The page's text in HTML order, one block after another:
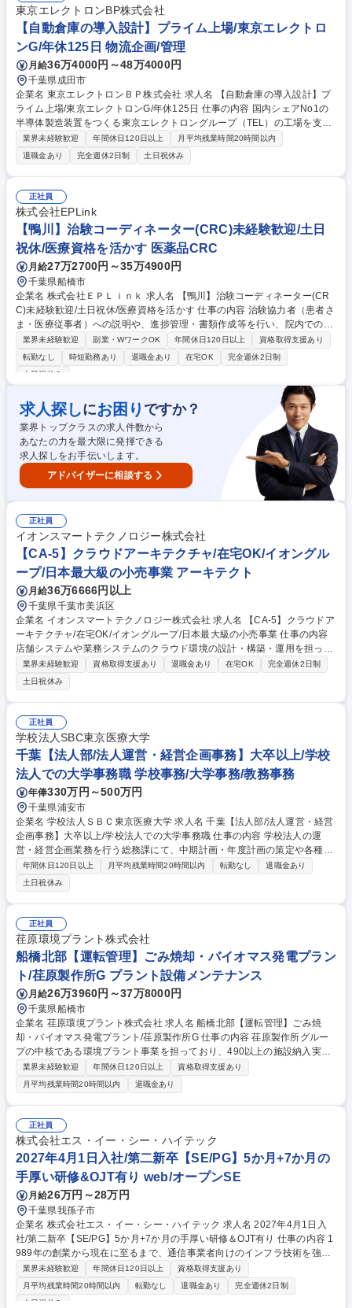
経理のみならず様々な分野の業務に携わることができます！建設会社のバ
ックオフィスとして現場とコミュニケーションをとりながら様々な知識を
習得できます★ 募集職種 【千葉/経理・総務】県内No.1の新昭和グループ/
年間休日123日/働き方抜群◎
東京エレクトロンBP株式会社
【自動倉庫の導入設計】プライム上場/東京エレクトロ
ンG/年休125日 物流企画/管理
月給36万4000円～48万4000円
千葉県成田市
企業名 東京エレクトロンＢＰ株式会社 求人名 【自動倉庫の導入設計】プ
ライム上場/東京エレクトロンG/年休125日 仕事の内容 国内シェアNo1の
半導体製造装置をつくる東京エレクトロングループ（TEL）の工場を支え
ている当社にて、自動倉庫の導入や設計を担当するポジションを募集いた
します。主に、自動倉庫の仕様検討や設計、および 自動機器の運営をお任
せいたします。【入社後の主な業務内容例（適性に応じて業務をお任せし
ます）】 ■TELグループで検討中の自動倉庫導入支援（TEL物流に適した
仕様の検討、効率性、コスト妥当性など）■既存および検討中の自動倉庫
システムの運用サポート■ベンダーや社内関連部門との折衝・調整■運用開
始後の課題解決と改善施策の実施■トラブル対応 募集職種 【自動倉庫の導
入設計】プライム上場/東京エレクトロンG/年休125日
業界未経験歓迎 年間休日120日以上
月平均残業時間20時間以内
退職金あり
完全週休2日制 土日祝休み
正社員
株式会社EPLink
【鴨川】治験コーディネーター(CRC)未経験歓迎/土日
祝休/医療資格を活かす 医薬品CRC
月給27万2700円～35万4900円
千葉県船橋市
企業名 株式会社ＥＰＬｉｎｋ 求人名 【鴨川】治験コーディネーター(CR
C)未経験歓迎/土日祝休/医療資格を活かす 仕事の内容 治験協力者（患者さ
ま・医療従事者）への説明や、進捗管理・書類作成等を行い、院内での治
験業務を底支えしていきます。最新の薬を待つ方々の力になれる、未経験
から専門性が身につく社会貢献度の高い仕事です。 ■治験協力者（患者さ
ま・医療従事者）への説明 ■患者さまのスケジュール調整・管理、ヒアリ
整、報告 ■症例報告書の作成支援 等 ※業務の6～7割は調整/事務業務とな
り、各関係者の間で治験業務の円滑な進行をサポート。 ※コアタイム無の
フレックスタイム制/プライベートと仕事の両立もしやすい環境。育休復帰
率は90%以上/育児補助支援金等も有 募集職種 【鴨川】治験コーディネー
ター(CRC)未経験歓迎/土日祝休/医療資格を活かす
業界未経験歓迎 副業・WワークOK 年間休日120日以上
資格取得支援あり
転勤なし
時短勤務あり 退職金あり 在宅OK
完全週休2日制
土日祝休み
求人探しにお困り ですか？
業界トップクラスの求人件数から
あなたの力を最大限に発揮できる
求人探しをお手伝いします。
アドバイザーに相談する
正社員
イオンスマートテクノロジー株式会社
【CA-5】クラウドアーキテクチャ/在宅OK/イオングル
ープ/日本最大級の小売事業 アーキテクト
月給36万6666円以上
千葉県千葉市美浜区
企業名 イオンスマートテクノロジー株式会社 求人名 【CA-5】クラウドア
ーキテクチャ/在宅OK/イオングループ/日本最大級の小売事業 仕事の内容
店舗システムや業務システムのクラウド環境の設計・構築・運用を担って
いただきます。 Azureを使ったクラウド環境の企画設計や、ベンダーが構
築したものをチェックする等、上流工程を担うポジションです。 【業務内
容】■イオングループのアプリケーションを動かす共通基盤(コンテナ・Pa
aSなど)の構築・運用 ■Azureを使ったクラウド環境の構築 アウトソーサ
ーとともにシステム運用管理を行い、品質向上、効率化施策の改善検討な
どを行っていただきます。基幹システムにおけるクラウドリプレイスプロ
ジェクトなど、 スキルアップにつながる様々なプロジェクトを経験するこ
とができる環境です。 募集職種 【CA-5】クラウドアーキテクチャ/在宅O
K/イオングループ/日本最大級の小売事業
業界未経験歓迎 資格取得支援あり 退職金あり 在宅OK
完全週休2日制
土日祝休み
正社員
学校法人SBC東京医療大学
千葉【法人部/法人運営・経営企画事務】大卒以上/学校
法人での大学事務職 学校事務/大学事務/教務事務
年俸330万円～500万円
千葉県浦安市
企業名 学校法人ＳＢＣ東京医療大学 求人名 千葉【法人部/法人運営・経営
企画事務】大卒以上/学校法人での大学事務職 仕事の内容 学校法人の運
営・経営企画業務を行う総務課にて、中期計画・年度計画の策定や各種調
査・分析、内部統制、大学・法人規定の整備・改正・管理、補助金申請、
理事会運営補助などの事務全般をお任せします。 ■学校法人の安定した運
営および経営企画業務全般、中期計画・年度計画の策定、各種調査や分析
業務■内部統制・監査保証業務・ガバナンス強化業務■大学・法人及び大学
規定の整備・改正・管理、補助金等の各種情報収集、申請および実績報告
業務■理事会・評議員会等の運営補助■認証評価関連事務、情報公開、その
他法人運営に関する事務全般をお任せします。 【従事すべき業務の変更の
範囲】当社の指定する業務 募集職種 千葉【法人部/法人運営・経営企画事
務】大卒以上/学校法人での大学事務職
年間休日120日以上 月平均残業時間20時間以内 転勤なし
退職金あり
土日祝休み
正社員
荏原環境プラント株式会社
船橋北部【運転管理】ごみ焼却・バイオマス発電プラン
ト/荏原製作所G プラント設備メンテナンス
月給26万3960円～37万8000円
千葉県船橋市
企業名 荏原環境プラント株式会社 求人名 船橋北部【運転管理】ごみ焼
却・バイオマス発電プラント/荏原製作所G 仕事の内容 荏原製作所グルー
プの中核である環境プラント事業を担っており、490以上の施設納入実績
と80以上の施設運転管理を受託する当社にて、安定運転・保守管理を行
い、設備点検・修理対応・改善提案をお任せします。 【詳細】 ■クレーン
の操作：廃棄物を均一に混ぜ、焼却炉に投入する作業 ■中央操作室での運
転管理：焼却炉の状態をモニターで監視して機械を操作 ■工場棟内での機
器の巡視点検：機器の状態を確認し点検表に入力する作業 ■機器の軽微な
修理：一般工具を使ったメンテナンス作業 募集職種 船橋北部【運転管
理】ごみ焼却・バイオマス発電プラント/荏原製作所G
業界未経験歓迎 年間休日120日以上
資格取得支援あり
月平均残業時間20時間以内
退職金あり
正社員
株式会社エス・イー・シー・ハイテック
2027年4月1日入社/第二新卒【SE/PG】5か月+7か月の
手厚い研修&OJT有り web/オープンSE
月給26万円～28万円
千葉県我孫子市
企業名 株式会社エス・イー・シー・ハイテック 求人名 2027年4月1日入
社/第二新卒【SE/PG】5か月+7か月の手厚い研修＆OJT有り 仕事の内容 1
989年の創業から現在に至るまで、通信事業者向けのインフラ技術を強み
に、確かな実績を培ってきた当社にて、大手通信キャリア向けのアプリケ
ーション、ミドルウェア、Linuxカーネルの開発をご担当いただきます。
[案件例]■通信キャリア向け5G基地局システムの開発/仮想化NWシステム
業界未経験歓迎 年間休日120日以上
資格取得支援あり
月平均残業時間20時間以内
転勤なし 退職金あり
完全週休2日制
土日祝休み